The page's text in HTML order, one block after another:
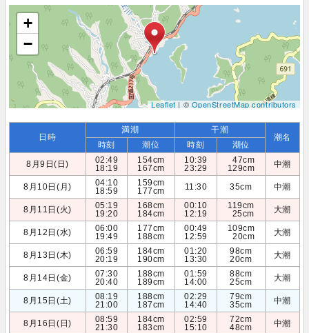
+
−
Leaflet| ©OpenStreetMap contributors
日時
満潮 干潮
潮名
時刻 潮位 時刻
潮位
8月9日(日)
02:49
18:19
154cm
167cm
10:39
23:29
47cm
129cm
中潮
8月10日(月)
04:10
18:59
159cm
177cm
11:30 35cm 中潮
8月11日(火)
05:19
19:20
168cm
184cm
00:10
12:19
119cm
25cm
大潮
8月12日(水)
06:00
19:49
177cm
188cm
00:49
12:59
109cm
20cm
大潮
8月13日(木)
06:59
20:19
184cm
190cm
01:20
13:30
98cm
20cm
大潮
8月14日(金)
07:30
20:40
188cm
189cm
01:59
14:00
88cm
25cm
大潮
8月15日(土)
08:19
21:00
188cm
187cm
02:29
14:40
79cm
35cm
中潮
8月16日(日)
08:59
21:30
184cm
183cm
02:59
15:10
72cm
48cm
中潮